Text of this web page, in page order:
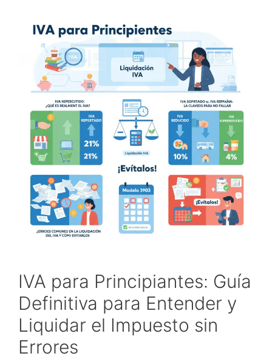
IVA para Principiantes: Guía
Definitiva para Entender y
Liquidar el Impuesto sin
Errores